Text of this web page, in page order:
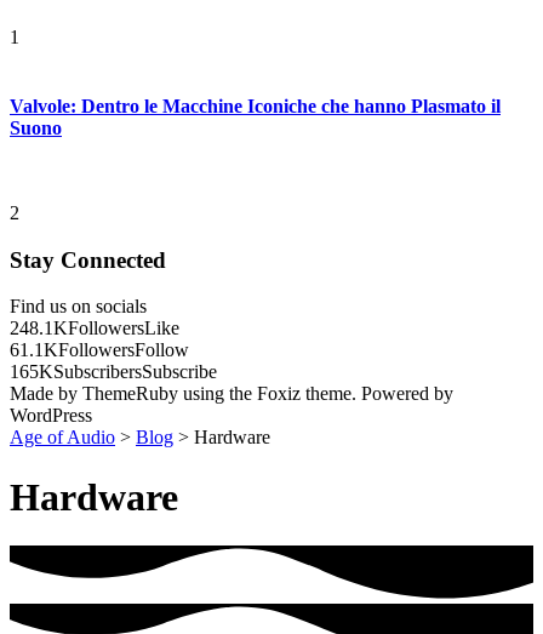
1
Valvole: Dentro le Macchine Iconiche che hanno Plasmato il
Suono
2
Stay Connected
Find us on socials
248.1KFollowersLike
61.1KFollowersFollow
165KSubscribersSubscribe
Made by ThemeRuby using the Foxiz theme. Powered by
WordPress
Age of Audio > Blog > Hardware
Hardware